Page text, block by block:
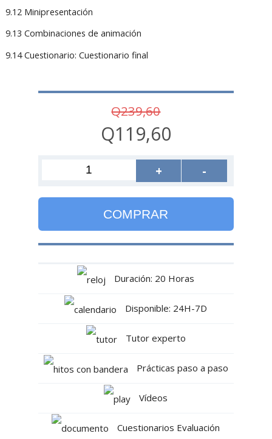
9.12 Minipresentación
9.13 Combinaciones de animación
9.14 Cuestionario: Cuestionario final
Q239,60
Q119,60
+ -
COMPRAR
Duración: 20 Horas
Disponible: 24H-7D
Tutor experto
Prácticas paso a paso
Vídeos
Cuestionarios Evaluación